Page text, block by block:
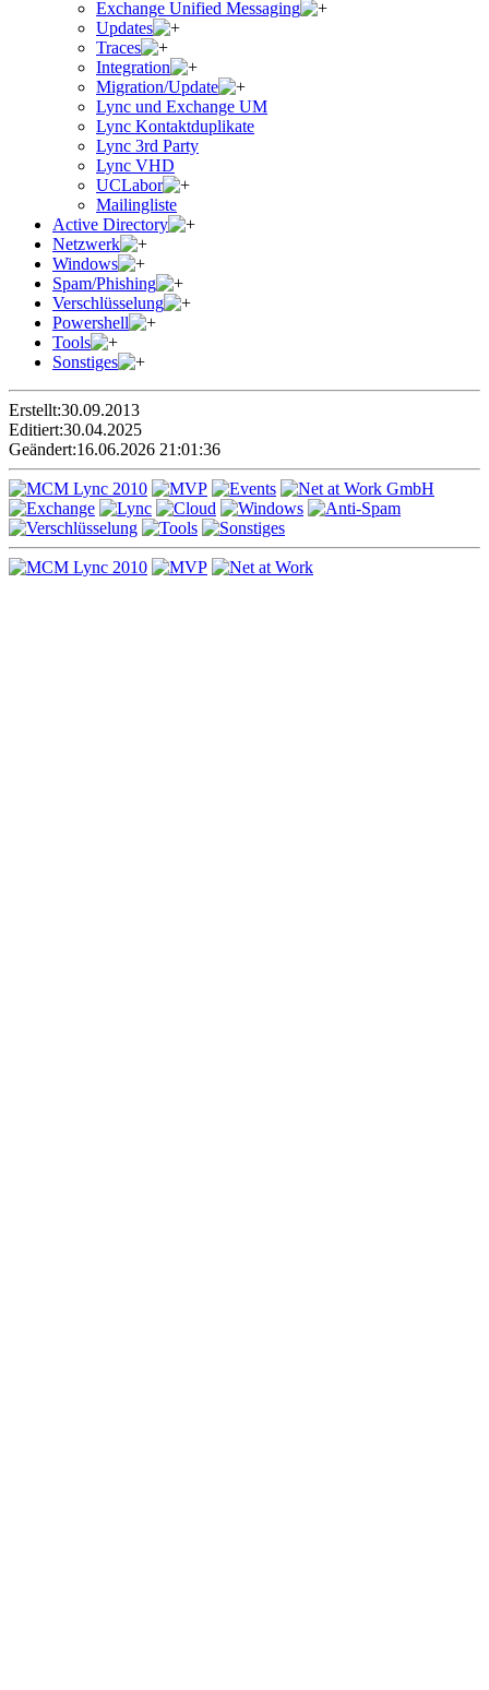
Exchange Unified Messaging
Updates
Traces
Integration
Migration/Update
Lync und Exchange UM
Lync Kontaktduplikate
Lync 3rd Party
Lync VHD
UCLabor
Mailingliste
Active Directory
Netzwerk
Windows
Spam/Phishing
Verschlüsselung
Powershell
Tools
Sonstiges
Erstellt:30.09.2013
Editiert:30.04.2025
Geändert:16.06.2026 21:01:36